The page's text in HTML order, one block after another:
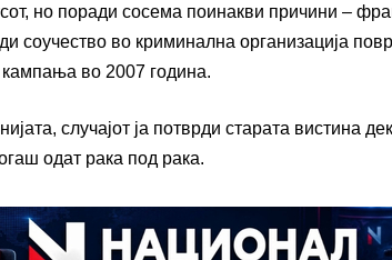
но поради сосема поинакви причини –
соучество во криминална организација
во 2007 година.
случајот ја потврди старата вистина
одат рака под рака.